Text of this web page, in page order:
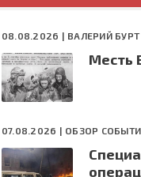
Конфликт
08.08.2026 | ВАЛЕРИЙ БУРТ
Месть
07.08.2026 | ОБЗОР